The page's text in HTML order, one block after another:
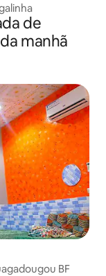
- Pés de galinha
de
manhã
BF